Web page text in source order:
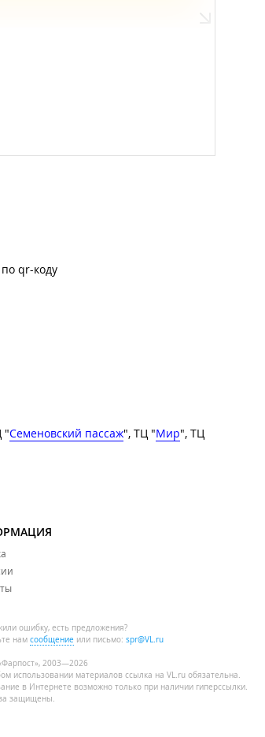
qr-коду
"Семеновский пассаж", ТЦ "Мир", ТЦ
ошибку, есть предложения?
нам сообщение или письмо: spr@VL.ru
2003—2026
использовании материалов ссылка на VL.ru обязательна.
в Интернете возможно только при наличии гиперссылки.
защищены.